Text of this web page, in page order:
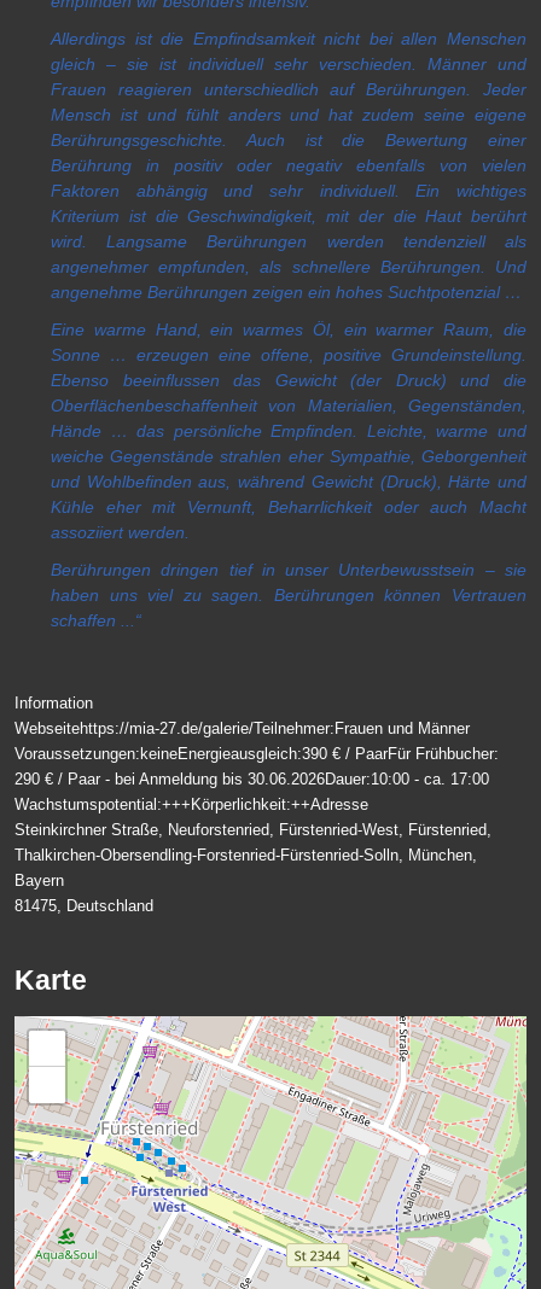
Allerdings ist die Empfindsamkeit nicht bei allen Menschen
gleich – sie ist individuell sehr verschieden. Männer und
Frauen reagieren unterschiedlich auf Berührungen. Jeder
Mensch ist und fühlt anders und hat zudem seine eigene
Berührungsgeschichte. Auch ist die Bewertung einer
Berührung in positiv oder negativ ebenfalls von vielen
Faktoren abhängig und sehr individuell. Ein wichtiges
Kriterium ist die Geschwindigkeit, mit der die Haut berührt
wird. Langsame Berührungen werden tendenziell als
angenehmer empfunden, als schnellere Berührungen. Und
angenehme Berührungen zeigen ein hohes Suchtpotenzial …
Eine warme Hand, ein warmes Öl, ein warmer Raum, die
Sonne … erzeugen eine offene, positive Grundeinstellung.
Ebenso beeinflussen das Gewicht (der Druck) und die
Oberflächenbeschaffenheit von Materialien, Gegenständen,
Hände … das persönliche Empfinden. Leichte, warme und
weiche Gegenstände strahlen eher Sympathie, Geborgenheit
und Wohlbefinden aus, während Gewicht (Druck), Härte und
Kühle eher mit Vernunft, Beharrlichkeit oder auch Macht
assoziiert werden.
Berührungen dringen tief in unser Unterbewusstsein – sie
haben uns viel zu sagen. Berührungen können Vertrauen
schaffen ...“
Information
Webseitehttps://mia-27.de/galerie/Teilnehmer: Frauen und Männer
Voraussetzungen: keineEnergieausgleich:390 € / PaarFür Frühbucher:
290 € / Paar - bei Anmeldung bis 30.06.2026Dauer:10:00 - ca. 17:00
Wachstumspotential:+++ Körperlichkeit:++Adresse
Steinkirchner Straße, Neuforstenried, Fürstenried-West, Fürstenried,
Thalkirchen-Obersendling-Forstenried-Fürstenried-Solln, München,
Bayern
81475, Deutschland
Karte